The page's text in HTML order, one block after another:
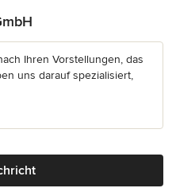
Ihren Vorstellungen, das
uns darauf spezialisiert,